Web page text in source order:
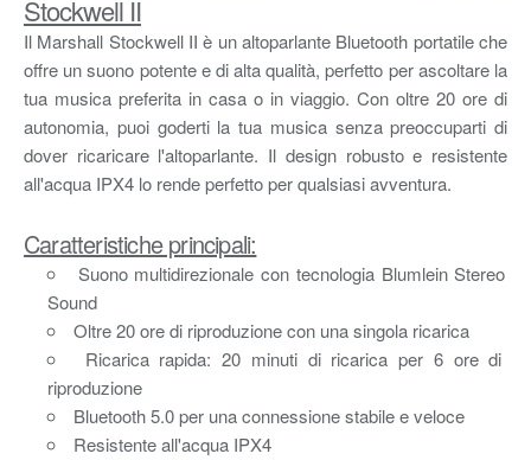
Stockwell II
Il Marshall Stockwell II è un altoparlante Bluetooth portatile che
offre un suono potente e di alta qualità, perfetto per ascoltare la
tua musica preferita in casa o in viaggio. Con oltre 20 ore di
autonomia, puoi goderti la tua musica senza preoccuparti di
dover ricaricare l'altoparlante. Il design robusto e resistente
all'acqua IPX4 lo rende perfetto per qualsiasi avventura.
Caratteristiche principali:
Suono multidirezionale con tecnologia Blumlein Stereo
Sound
Oltre 20 ore di riproduzione con una singola ricarica
Ricarica rapida: 20 minuti di ricarica per 6 ore di
riproduzione
Bluetooth 5.0 per una connessione stabile e veloce
Resistente all'acqua IPX4